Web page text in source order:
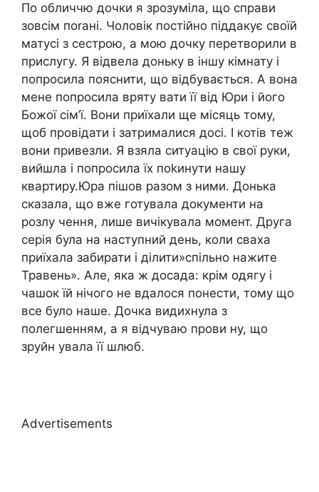
По обличчю дочки я зрозуміла, що справи
зовсім поrані. Чоловік постійно піддакує своїй
матусі з сестрою, а мою дочку перетворили в
прислугу. Я відвела доньку в іншу кімнату і
попросила пояснити, що відбувається. А вона
мене попросила вряту вати її від Юри і його
Божої сім’ї. Вони приїхали ще місяць тому,
щоб провідати і затрималися досі. І котів теж
вони привезли. Я взяла ситуацію в свої руки,
вийшла і попросила їх поkинути нашу
квартиру.Юра пішов разом з ними. Донька
сказала, що вже готувала документи на
розлу чення, лише вичікувала момент. Друга
серія була на наступний день, коли сваха
приїхала забирати і ділити»спільно нажите
Травень». Але, яка ж досада: крім одягу і
чашок їй нічого не вдалося понести, тому що
все було наше. Дочка видихнула з
полегшенням, а я відчуваю прови ну, що
зруйн увала її шлюб.
Advertisements